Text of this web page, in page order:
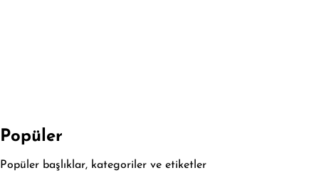
Popüler
Popüler başlıklar, kategoriler ve etiketler